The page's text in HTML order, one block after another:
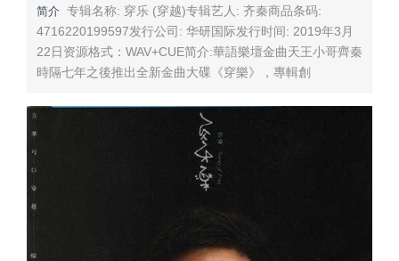
简介 专辑名称: 穿乐 (穿越)专辑艺人: 齐秦商品条码:
4716220199597发行公司: 华研国际发行时间: 2019年3月
22日资源格式：WAV+CUE简介:華語樂壇金曲天王小哥齊秦
時隔七年之後推出全新金曲大碟《穿樂》，專輯創